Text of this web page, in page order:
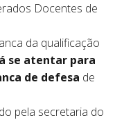
Docentes de
da qualificação
se atentar para
de defesa de
pela secretaria do